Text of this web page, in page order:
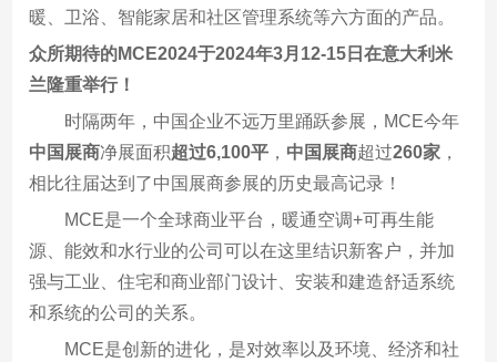
暖、卫浴、智能家居和社区管理系统等六方面的产品。
众所期待的MCE2024于2024年3月12-15日在意大利米
兰隆重举行！
时隔两年，中国企业不远万里踊跃参展，MCE今年
中国展商净展面积超过6,100平 ， 中国展商超过260家 ，
相比往届达到了中国展商参展的历史最高记录！
MCE是一个全球商业平台，暖通空调+可再生能
源、能效和水行业的公司可以在这里结识新客户，并加
强与工业、住宅和商业部门设计、安装和建造舒适系统
和系统的公司的关系。
MCE是创新的进化，是对效率以及环境、经济和社